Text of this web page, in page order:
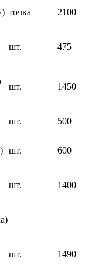
точка 2100
шт. 475
шт. 1450
шт. 500
шт. 600
шт. 1400
шт. 1490